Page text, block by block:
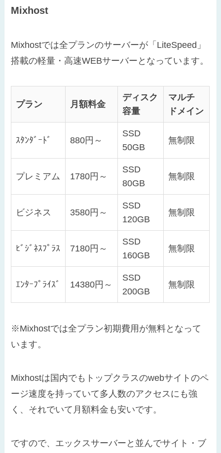
Mixhost
Mixhostでは全プランのサーバーが「LiteSpeed」
搭載の軽量・高速WEBサーバーとなっています。
プラン 月額料金
ディスク
容量
マルチ
ドメイン
ｽﾀﾝﾀﾞｰﾄﾞ 880円～
SSD
50GB
無制限
プレミアム 1780円～
SSD
80GB
無制限
ビジネス 3580円～
SSD
120GB
無制限
ﾋﾞｼﾞﾈｽﾌﾟﾗｽ 7180円～
SSD
160GB
無制限
ｴﾝﾀｰﾌﾟﾗｲｽﾞ 14380円～
SSD
200GB
無制限
※Mixhostでは全プラン初期費用が無料となって
います。
Mixhostは国内でもトップクラスのwebサイトのペ
ージ速度を持っていて多人数のアクセスにも強
く、それでいて月額料金も安いです。
ですので、エックスサーバーと並んでサイト・ブ